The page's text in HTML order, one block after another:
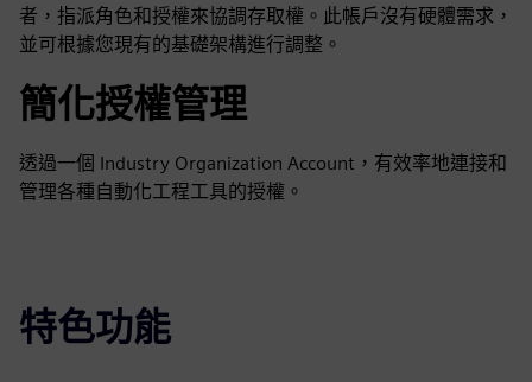
者，指派角色和授權來協調存取權。此帳戶沒有硬體需求，
並可根據您現有的基礎架構進行調整。
簡化授權管理
透過一個 Industry Organization Account，有效率地連接和
管理各種自動化工程工具的授權。
特色功能